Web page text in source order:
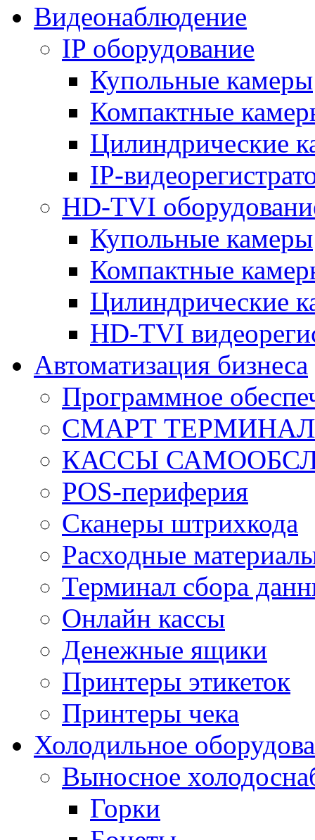
Видеонаблюдение
IP оборудование
Купольные камеры
Компактные
Цилиндрические
IP-
HD-TVI
Купольные камеры
Компактные
Цилиндрические
HD-TVI
Автоматизация бизнеса
Программное
СМАРТ
КАССЫ
POS-периферия
Сканеры штрихкода
Расходные
Терминал сбора
Онлайн кассы
Денежные ящики
Принтеры этикеток
Принтеры чека
Холодильное
Выносное
Горки